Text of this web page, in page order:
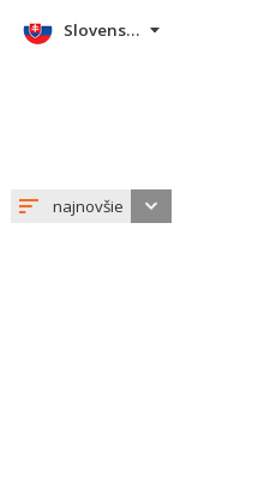
Slovensky
najnovšie